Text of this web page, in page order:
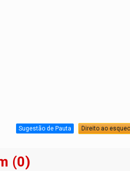
Sugestão de Pauta Direito ao
(0)